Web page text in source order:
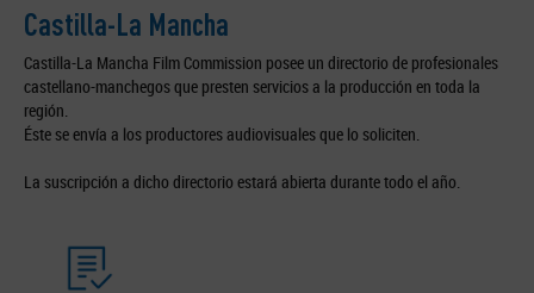
Castilla-La Mancha
Castilla-La Mancha Film Commission posee un directorio de profesionales
castellano-manchegos que presten servicios a la producción en toda la
región.
Éste se envía a los productores audiovisuales que lo soliciten.
La suscripción a dicho directorio estará abierta durante todo el año.